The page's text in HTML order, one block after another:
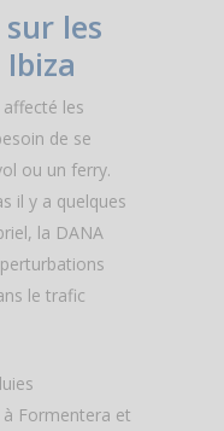
les
les
de se
ou un ferry.
il y a quelques
la DANA
le trafic
Formentera et